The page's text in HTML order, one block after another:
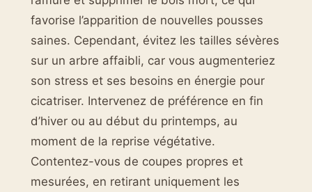
favorise l’apparition de nouvelles pousses
saines. Cependant, évitez les tailles sévères
sur un arbre affaibli, car vous augmenteriez
son stress et ses besoins en énergie pour
cicatriser. Intervenez de préférence en fin
d’hiver ou au début du printemps, au
moment de la reprise végétative.
Contentez-vous de coupes propres et
mesurées, en retirant uniquement les